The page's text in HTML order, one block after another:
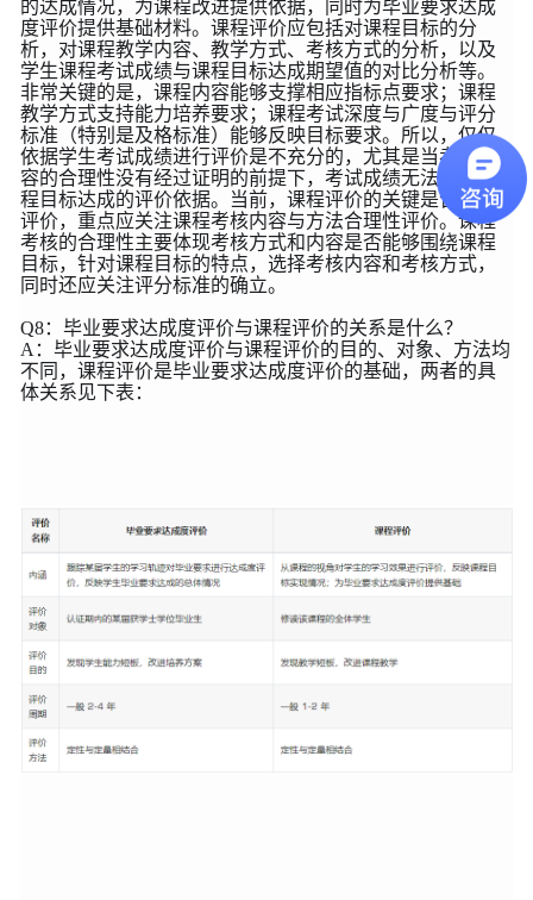
的达成情况，为课程改进提供依据，同时为毕业要求达成
度评价提供基础材料。课程评价应包括对课程目标的分
析，对课程教学内容、教学方式、考核方式的分析，以及
学生课程考试成绩与课程目标达成期望值的对比分析等。
非常关键的是，课程内容能够支撑相应指标点要求；课程
教学方式支持能力培养要求；课程考试深度与广度与评分
标准（特别是及格标准）能够反映目标要求。所以，仅仅
依据学生考试成绩进行评价是不充分的，尤其是当考试内
容的合理性没有经过证明的前提下，考试成绩无法作为课
程目标达成的评价依据。当前，课程评价的关键是合理性
评价，重点应关注课程考核内容与方法合理性评价。课程
考核的合理性主要体现考核方式和内容是否能够围绕课程
目标，针对课程目标的特点，选择考核内容和考核方式，
同时还应关注评分标准的确立。
Q8：毕业要求达成度评价与课程评价的关系是什么？
A：毕业要求达成度评价与课程评价的目的、对象、方法均
不同，课程评价是毕业要求达成度评价的基础，两者的具
体关系见下表：